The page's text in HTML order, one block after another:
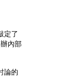
定了
內部
論的